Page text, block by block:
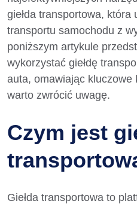
giełda transportowa, która
transportu samochodu z
poniższym artykule
wykorzystać giełdę
auta, omawiając kluczowe
warto zwrócić uwagę.
Czym jest
Giełda transportowa to